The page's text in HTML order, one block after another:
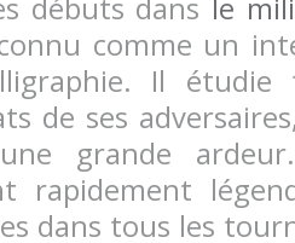
débuts dans le
comme un
Il étudie
de ses
grande
rapidement
dans tous les